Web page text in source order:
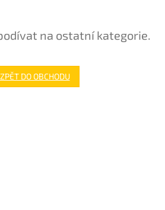
na ostatní kategorie.
ZPĚT DO OBCHODU